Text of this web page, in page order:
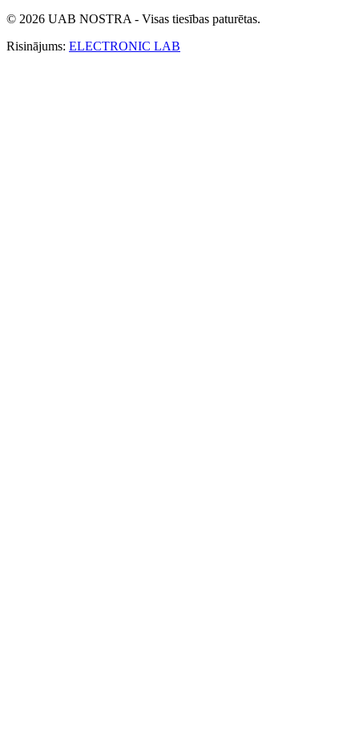
© 2026 UAB NOSTRA - Visas tiesības paturētas.
Risinājums: ELECTRONIC LAB